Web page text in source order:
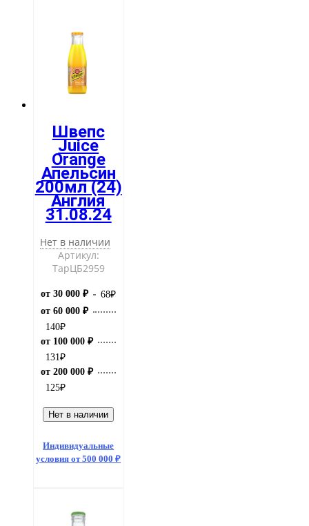
Швепс
Juice
Orange
Апельсин
200мл (24)
Англия
31.08.24
Нет в наличии
Артикул:
ТарЦБ2959
от 30 000 ₽ 68₽
от 60 000 ₽
140₽
от 100 000 ₽
131₽
от 200 000 ₽
125₽
Нет в наличии
Индивидуальные
условия от 500 000 ₽